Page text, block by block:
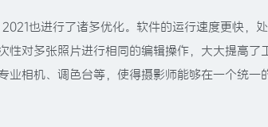
也进行了诸多优化。软件的运行速度更快，
性对多张照片进行相同的编辑操作，大大提高
业相机、调色台等，使得摄影师能够在一个统